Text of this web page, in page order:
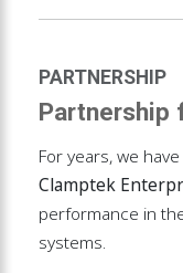
PARTNERSHIP
Partnership
For years, we
Clamptek
performance in
systems.